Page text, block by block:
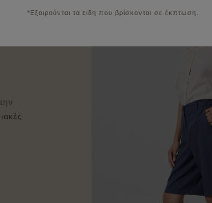
*Εξαιρούνται τα είδη που βρίσκονται σε έκπτωση.